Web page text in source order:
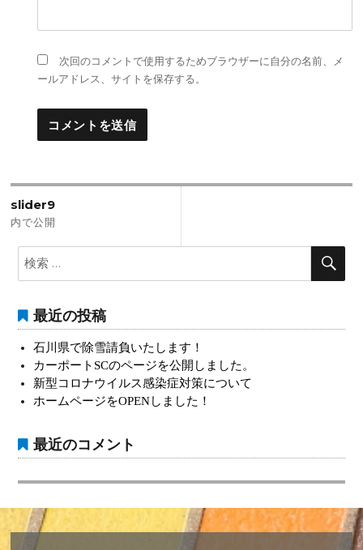
次回のコメントで使用するためブラウザーに自分の名前、メ
ールアドレス、サイトを保存する。
投
稿
ナ
ビ
ゲ
ー
シ
ョ
slider9
内で公開
索:
最近の投稿
石川県で除雪請負いたします！
カーポートSCのページを公開しました。
新型コロナウイルス感染症対策について
ホームページをOPENしました！
最近のコメント